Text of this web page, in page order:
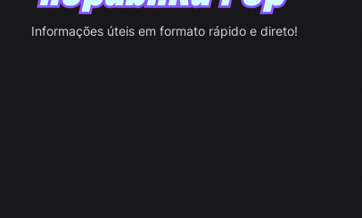
Informações úteis em formato rápido e direto!